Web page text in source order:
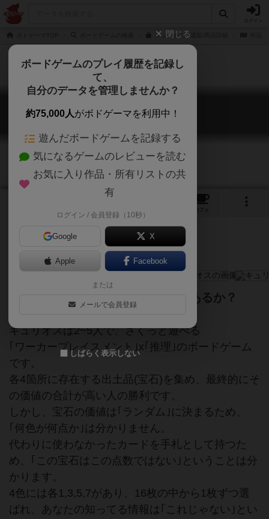
キュリオスの通販/商品詳細
キュリオス
Curios
カフェ
古代の不思議な出土品に、価値はあるか？
キュリオスは2~5人で、さくっと遊べる
｢ワーカープレイスメント｣x｢推理｣のボードゲーム
です。
各4箇所に存在する出土品(宝石)を集め、最終的にそ
の価値の合計が高い人の勝利です。
しかし、宝石の価値は｢ランダム｣に決まるため、
｢何色が何点か｣は分かりません。
代わりに使わなかったカードを手札として持つた
め、｢この宝石はこの点数ではない｣ということは分
かります。
4色には各1,3,5,7があり、16枚の中から1枚ずつ選
ばれ、あなたの知ってる情報は｢これじゃない｣とい
閉じる
ボードゲームのプレイ履歴を記録し
て、
自分のデータを管理しませんか？
約75,000人がボドゲーマを利用中！
遊んだボードゲームを記録する
気になるゲームのレビューを読む
お気に入り作品・所有リストの共
有
ログイン / 会員登録（10秒）
Google X
Apple Facebook
または
メールで会員登録
しばらく表示しない